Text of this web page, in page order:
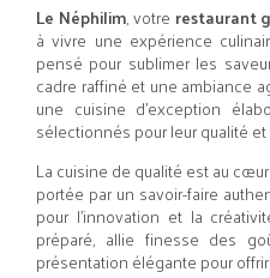
Le Néphilim, votre restaurant
à vivre une expérience
pensé pour sublimer les
cadre raffiné et une ambiance
une cuisine d’exception
sélectionnés pour leur qualité
La cuisine de qualité est au
portée par un savoir-faire
pour l’innovation et la
préparé, allie finesse des
présentation élégante pour